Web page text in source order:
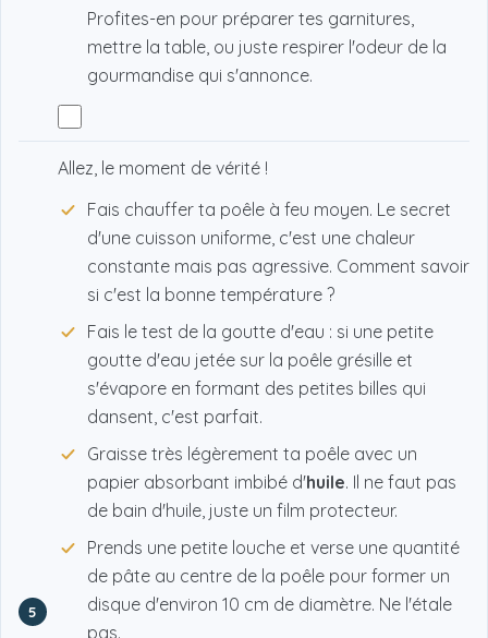
Profites-en pour préparer tes garnitures,
mettre la table, ou juste respirer l'odeur de la
gourmandise qui s'annonce.
5
Allez, le moment de vérité !
Fais chauffer ta poêle à feu moyen. Le secret
d'une cuisson uniforme, c'est une chaleur
constante mais pas agressive. Comment savoir
si c'est la bonne température ?
Fais le test de la goutte d'eau : si une petite
goutte d'eau jetée sur la poêle grésille et
s'évapore en formant des petites billes qui
dansent, c'est parfait.
Graisse très légèrement ta poêle avec un
papier absorbant imbibé d'huile. Il ne faut pas
de bain d'huile, juste un film protecteur.
Prends une petite louche et verse une quantité
de pâte au centre de la poêle pour former un
disque d'environ 10 cm de diamètre. Ne l'étale
pas.